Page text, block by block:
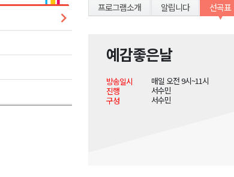
삼척 공공산후조리원 이전 시급
강원자치도교육청 교감급 이상 387명 인사
도-시군 첫 간담회..우상호 "하나된 공동체"
이 대통령, 사북·납북귀환어부 국가폭력 사과
여름축제 더위와 전쟁..물놀이 접목
강원도, 최휘영 문체부장관과 정책간담회
프로그램소개 알립니다 선곡표
예감좋은날
방송일시
매일 오전 9시~11시
진행
서수민
구성
서수민